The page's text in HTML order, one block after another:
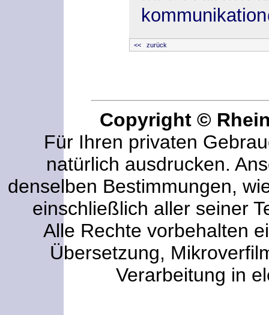
<< zurück
Copyright ©
Für Ihren privaten
natürlich ausdrucken.
denselben Bestimmungen,
einschließlich aller seiner
Alle Rechte vorbehalten
Übersetzung,
Verarbeitung in